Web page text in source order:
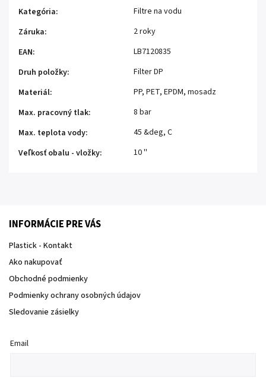
Kategória:
Filtre na vodu
Záruka:
2 roky
EAN:
LB7120835
Druh položky:
Filter DP
Materiál:
PP, PET, EPDM, mosadz
Max. pracovný tlak:
8 bar
Max. teplota vody:
45 &deg, C
Veľkosť obalu - vložky: 10 ''
INFORMÁCIE PRE VÁS
Plastick - Kontakt
Ako nakupovať
Obchodné podmienky
Podmienky ochrany osobných údajov
Sledovanie zásielky
Email